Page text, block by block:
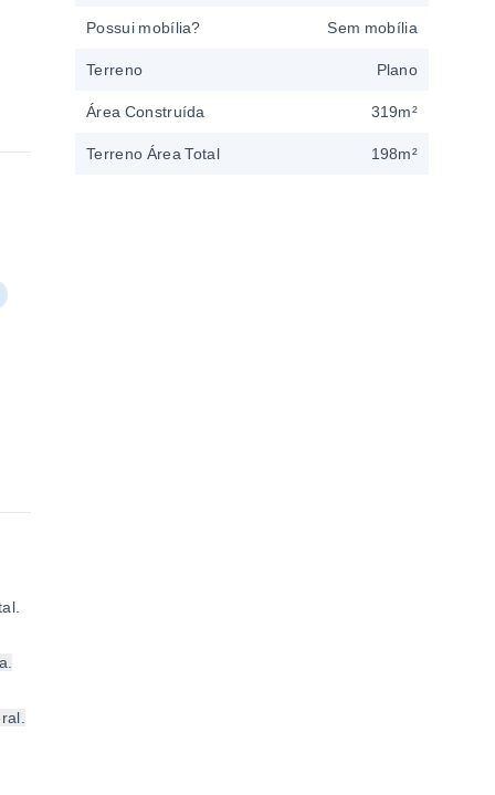
Possui mobília? Sem mobília
Terreno Plano
Área Construída 319m²
Terreno Área Total 198m²